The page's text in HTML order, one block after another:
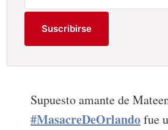
Suscribirse
Supuesto amante de
#MasacreDeOrlandofue